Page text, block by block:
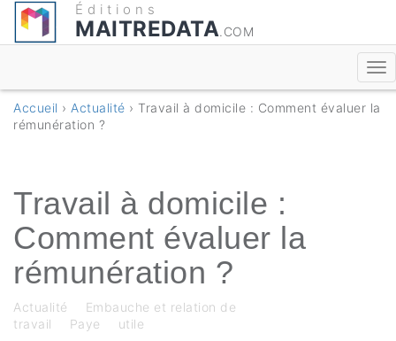
Éditions
MAITREDATA.COM
Accueil › Actualité › Travail à domicile : Comment évaluer la
rémunération ?
Travail à domicile :
Comment évaluer la
rémunération ?
Actualité
Embauche et relation de
travail
Paye
utile